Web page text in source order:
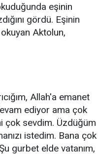
eşinin
gördü. Eşinin
Aktolun,
Allah'a emanet
ediyor ama çok
çok sevdim. Üzdüğüm
istedim. Bana çok
gurbet elde vatanım,